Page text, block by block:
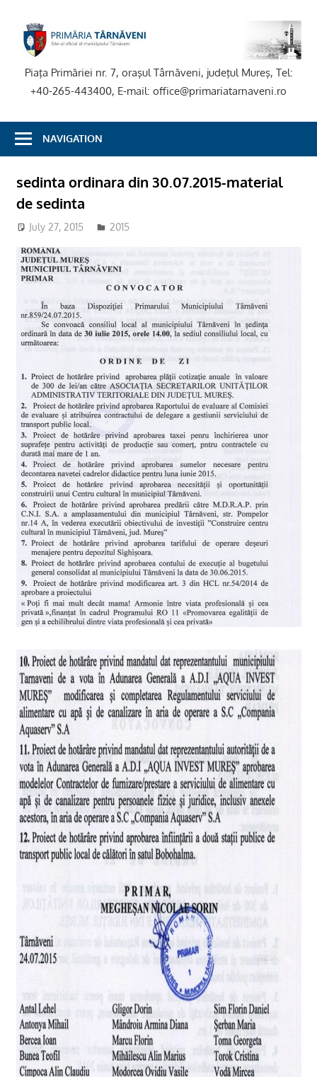
content
Piaţa Primăriei nr. 7, oraşul Târnăveni, judeţul Mureş, Tel:
+40-265-443400, E-mail: office@primariatarnaveni.ro
NAVIGATION
sedinta ordinara din 30.07.2015-material
de sedinta
July 27, 2015 2015